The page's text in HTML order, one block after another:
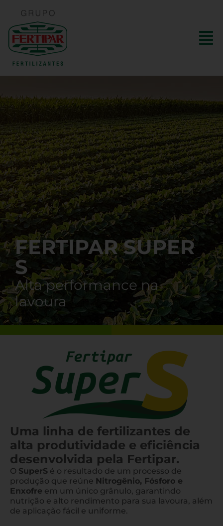
FERTIPAR SUPER
S
Alta performance na
lavoura
Uma linha de fertilizantes de
alta produtividade e eficiência
desenvolvida pela Fertipar.
O SuperS é o resultado de um processo de
produção que reúne Nitrogênio, Fósforo e
Enxofre em um único grânulo, garantindo
nutrição e alto rendimento para sua lavoura, além
de aplicação fácil e uniforme.